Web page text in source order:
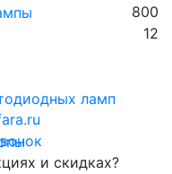
ламп
800
12
и скидках?